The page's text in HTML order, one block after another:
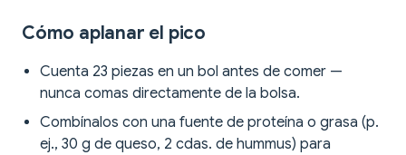
Cómo aplanar el pico
Cuenta 23 piezas en un bol antes de comer —
nunca comas directamente de la bolsa.
Combínalos con una fuente de proteína o grasa (p.
ej., 30 g de queso, 2 cdas. de hummus) para